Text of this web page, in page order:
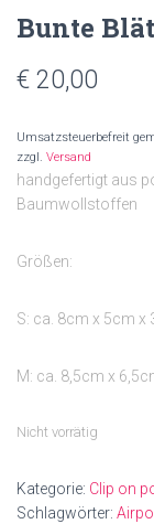
Bunte
€ 20,00
Umsatzsteuerbefreit
zzgl. Versand
handgefertigt aus
Baumwollstoffen
Größen:
S: ca. 8cm x 5cm x
M: ca. 8,5cm x
Nicht vorrätig
Kategorie: Clip on
Schlagwörter: